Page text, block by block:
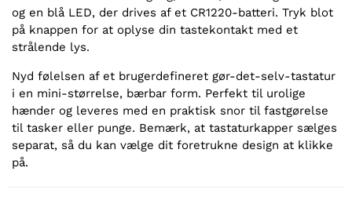
og en blå LED, der drives af et CR1220-batteri. Tryk blot
på knappen for at oplyse din tastekontakt med et
strålende lys.
Nyd følelsen af et brugerdefineret gør-det-selv-tastatur
i en mini-størrelse, bærbar form. Perfekt til urolige
hænder og leveres med en praktisk snor til fastgørelse
til tasker eller punge. Bemærk, at tastaturkapper sælges
separat, så du kan vælge dit foretrukne design at klikke
på.